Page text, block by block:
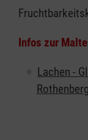
Infos zur
Lachen -
Rothenberg